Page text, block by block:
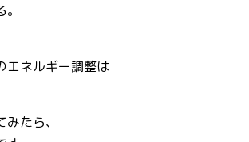
エネルギー調整は
たら、